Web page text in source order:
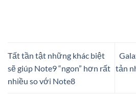
Tất tần tật những khác biệt
sẽ giúp Note9 “ngon” hơn rất
nhiều so với Note8
tản